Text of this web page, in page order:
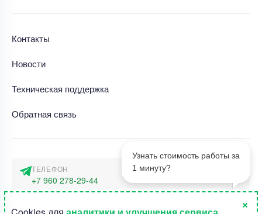
1
Узнать стоимость работы за
1 минуту?
Контакты
Новости
Техническая поддержка
Обратная связь
ТЕЛЕФОН
+7 960 278-29-44
×